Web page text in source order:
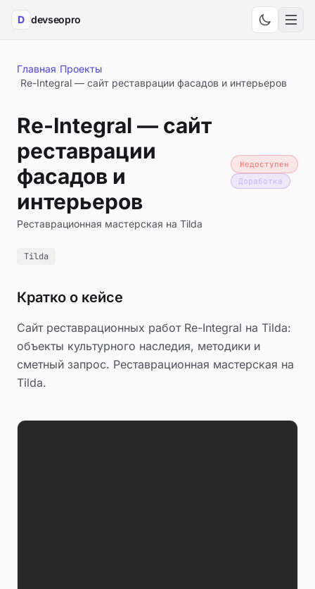
D devseopro
Главная Проекты
Re-Integral — сайт реставрации фасадов и интерьеров
Re-Integral — сайт
реставрации
фасадов и
интерьеров
Реставрационная мастерская на Tilda
Недоступен
Доработка
Tilda
Кратко о кейсе
Сайт реставрационных работ Re-Integral на Tilda:
объекты культурного наследия, методики и
сметный запрос. Реставрационная мастерская на
Tilda.